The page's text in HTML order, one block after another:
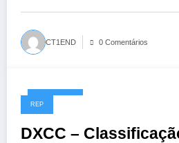
CT1END 0 Comentários
06/07/2026
REP
DXCC –